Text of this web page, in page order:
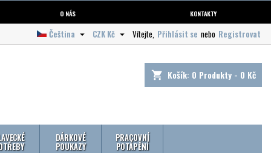
O NÁS KONTAKTY
Vítejte, Přihlásit se nebo Registrovat
CZK Kč 
Čeština 
shopping_cart Košík: 0 Produkty - 0 Kč
DÁRKOVÉ
POUKAZY
PRACOVNÍ
POTÁPĚNÍ